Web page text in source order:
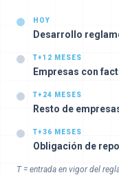
HOY
Desarrollo
T+12 MESES
Empresas con
T+24 MESES
Resto de
T+36 MESES
Obligación de
T = entrada en vigor del